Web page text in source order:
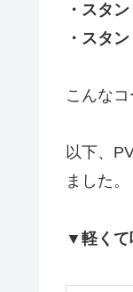
・スタ
・スタ
こんな
以下、
ました。
▼軽くて